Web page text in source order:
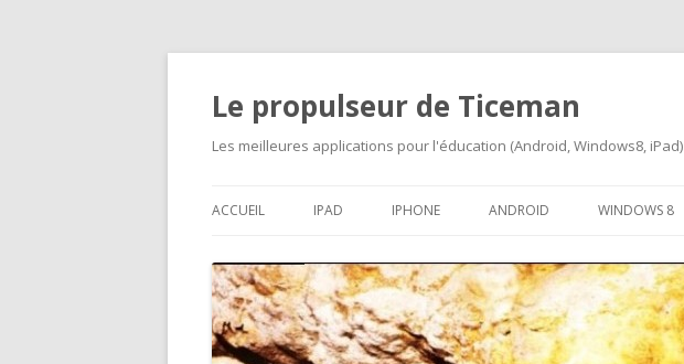
Le propulseur de Ticeman
Les meilleures applications pour l'éducation (Android, Windows8, iPad)
ACCUEIL IPAD IPHONE ANDROID WINDOWS 8